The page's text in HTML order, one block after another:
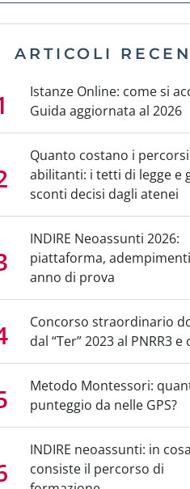
ARTICOLI
Istanze Online: come si
Guida aggiornata al 2026
Quanto costano i percorsi
abilitanti: i tetti di legge e
sconti decisi dagli atenei
INDIRE Neoassunti 2026:
piattaforma,
anno di prova
Concorso straordinario
dal “Ter” 2023 al PNRR3
Metodo Montessori:
punteggio da nelle GPS?
INDIRE neoassunti: in cosa
consiste il percorso di